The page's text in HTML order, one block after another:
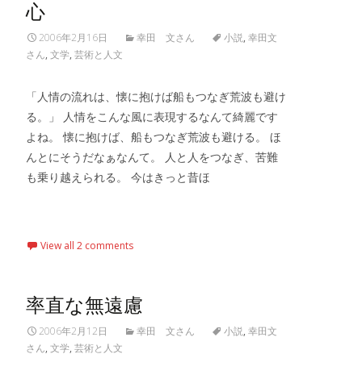
心
2006年2月16日 幸田 文さん 小説, 幸田文
さん, 文学, 芸術と人文
「人情の流れは、懐に抱けば船もつなぎ荒波も避け
る。」 人情をこんな風に表現するなんて綺麗です
よね。 懐に抱けば、船もつなぎ荒波も避ける。 ほ
んとにそうだなぁなんて。 人と人をつなぎ、苦難
も乗り越えられる。 今はきっと昔ほ
View all 2 comments
率直な無遠慮
2006年2月12日 幸田 文さん 小説, 幸田文
さん, 文学, 芸術と人文